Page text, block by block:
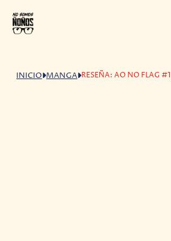
INICIO MANGA RESEÑA: AO NO FLAG #1